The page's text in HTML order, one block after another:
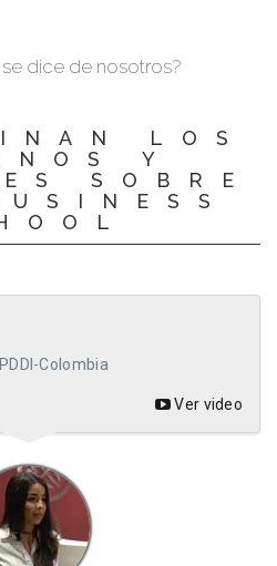
dice de nosotros?
LOS
Y
SOBRE
Colombia
Ver video